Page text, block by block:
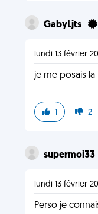
GabyLjts
lundi 13 février
je me posais
1 2
supermoi33
lundi 13 février
Perso je